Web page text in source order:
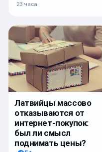
23 часа
Латвийцы массово
отказываются от
интернет-покупок:
был ли смысл
поднимать цены?